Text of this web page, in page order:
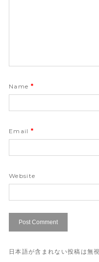
Name *
Email *
Website
日本語が含まれない投稿は無